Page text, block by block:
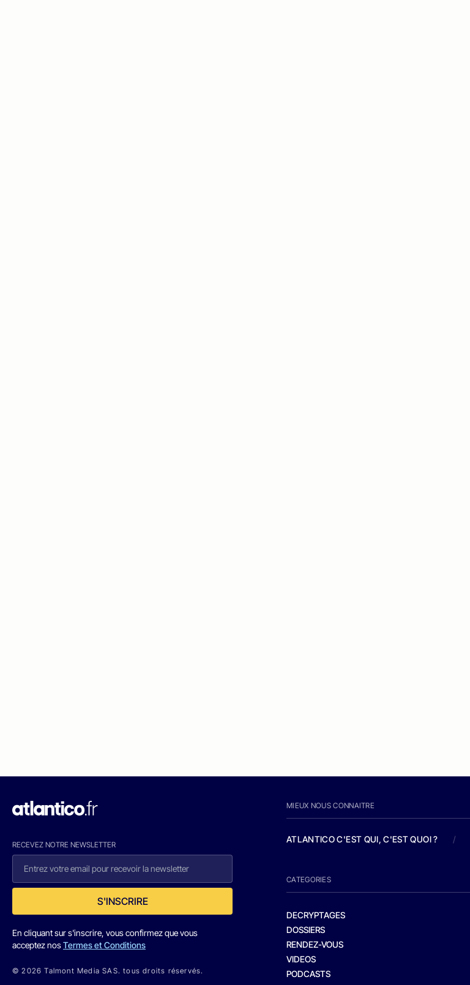
RECEVEZ NOTRE NEWSLETTER
S'INSCRIRE
En cliquant sur s'inscrire, vous confirmez que vous
acceptez nosTermes et Conditions
© 2026 Talmont Media SAS. tous droits réservés.
MIEUX NOUS CONNAITRE
ATLANTICO C'EST QUI, C'EST QUOI ? /
CATEGORIES
DECRYPTAGES
DOSSIERS
RENDEZ-VOUS
VIDEOS
PODCASTS